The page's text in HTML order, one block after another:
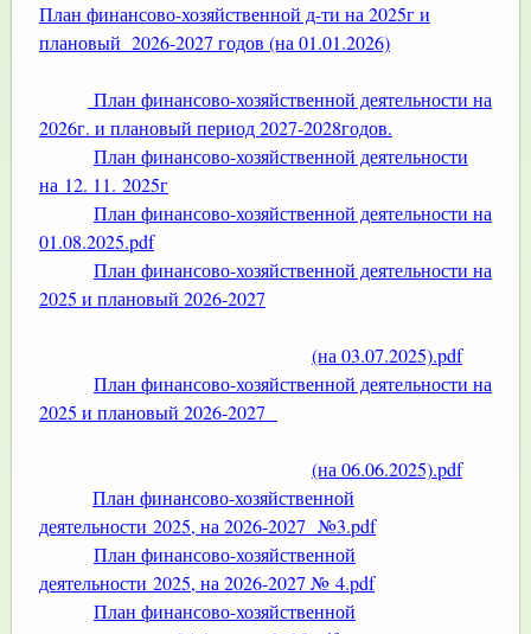
План финансово-хозяйственной д-ти на 2025г и
плановый 2026-2027 годов (на 01.01.2026)
План финансово-хозяйственной деятельности на
2026г. и плановый период 2027-2028годов.
План финансово-хозяйственной деятельности
на 12. 11. 2025г
План финансово-хозяйственной деятельности на
01.08.2025.pdf
План финансово-хозяйственной деятельности на
2025 и плановый 2026-2027
(на 03.07.2025).pdf
План финансово-хозяйственной деятельности на
2025 и плановый 2026-2027
(на 06.06.2025).pdf
План финансово-хозяйственной
деятельности 2025, на 2026-2027 №3.pdf
План финансово-хозяйственной
деятельности 2025, на 2026-2027 № 4.pdf
План финансово-хозяйственной